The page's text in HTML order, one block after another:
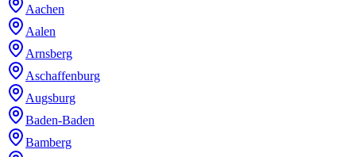
Aachen
Aalen
Arnsberg
Aschaffenburg
Augsburg
Baden-Baden
Bamberg